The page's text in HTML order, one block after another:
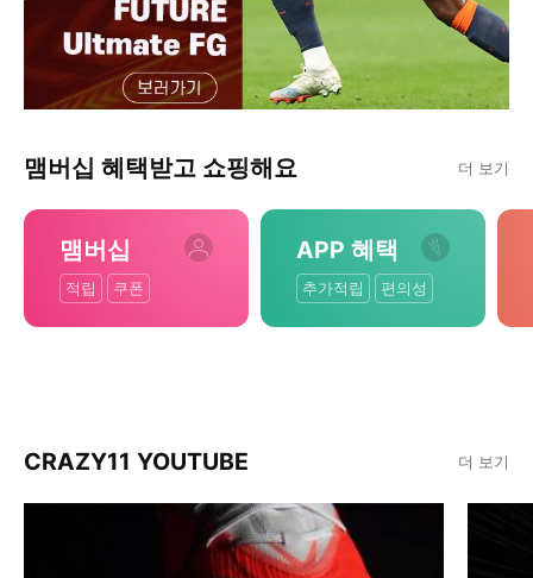
맴버십 혜택받고 쇼핑해요 더 보기
맴버십
적립 쿠폰
APP 혜택
추가적립 편의성
CRAZY11 YOUTUBE 더 보기